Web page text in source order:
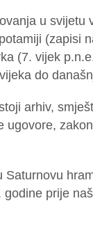
u svijetu
(zapisi
(7. vijek
do
arhiv,
ugovore,
prije